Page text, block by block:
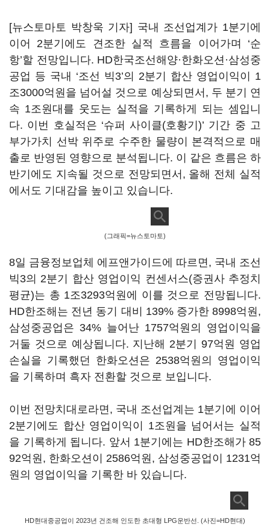
[뉴스토마토 박창욱 기자] 국내 조선업계가 1분기에
이어 2분기에도 견조한 실적 흐름을 이어가며 ‘순
항’할 전망입니다. HD한국조선해양·한화오션·삼성중
공업 등 국내 ‘조선 빅3’의 2분기 합산 영업이익이 1
조3000억원을 넘어설 것으로 예상되면서, 두 분기 연
속 1조원대를 웃도는 실적을 기록하게 되는 셈입니
다. 이번 호실적은 ‘슈퍼 사이클(호황기)’ 기간 중 고
부가가치 선박 위주로 수주한 물량이 본격적으로 매
출로 반영된 영향으로 분석됩니다. 이 같은 흐름은 하
반기에도 지속될 것으로 전망되면서, 올해 전체 실적
에서도 기대감을 높이고 있습니다.
(그래픽=뉴스토마토)
8일 금융정보업체 에프앤가이드에 따르면, 국내 조선
빅3의 2분기 합산 영업이익 컨센서스(증권사 추정치
평균)는 총 1조3293억원에 이를 것으로 전망됩니다.
HD한조해는 전년 동기 대비 139% 증가한 8998억원,
삼성중공업은 34% 늘어난 1757억원의 영업이익을
거둘 것으로 예상됩니다. 지난해 2분기 97억원 영업
손실을 기록했던 한화오션은 2538억원의 영업이익
을 기록하며 흑자 전환할 것으로 보입니다.
이번 전망치대로라면, 국내 조선업계는 1분기에 이어
2분기에도 합산 영업이익이 1조원을 넘어서는 실적
을 기록하게 됩니다. 앞서 1분기에는 HD한조해가 85
92억원, 한화오션이 2586억원, 삼성중공업이 1231억
원의 영업이익을 기록한 바 있습니다.
HD현대중공업이 2023년 건조해 인도한 초대형 LPG운반선. (사진=HD현대)